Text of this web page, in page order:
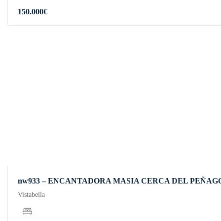
150.000€
nw933 – ENCANTADORA MASIA CERCA DEL
Vistabella